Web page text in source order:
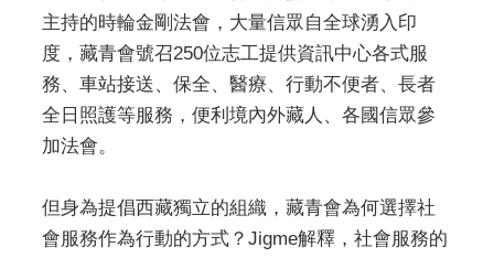
主持的時輪金剛法會，大量信眾自全球湧入印
度，藏青會號召250位志工提供資訊中心各式服
務、車站接送、保全、醫療、行動不便者、長者
全日照護等服務，便利境內外藏人、各國信眾參
加法會。
但身為提倡西藏獨立的組織，藏青會為何選擇社
會服務作為行動的方式？Jigme解釋，社會服務的